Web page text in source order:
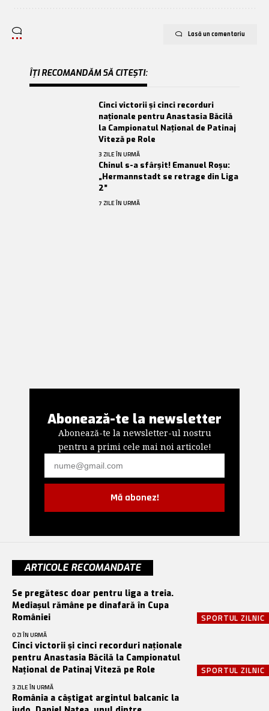
Lasă un comentariu
ÎȚI RECOMANDĂM SĂ CITEȘTI:
Cinci victorii și cinci recorduri
naționale pentru Anastasia Băcilă
la Campionatul Național de Patinaj
Viteză pe Role
3 ZILE ÎN URMĂ
Chinul s-a sfârșit! Emanuel Roșu:
„Hermannstadt se retrage din Liga
2”
7 ZILE ÎN URMĂ
Abonează-te la newsletter
Abonează-te la newsletter-ul nostru
pentru a primi cele mai noi articole!
Mă abonez!
ARTICOLE RECOMANDATE
SPORTUL ZILNIC
Se pregătesc doar pentru liga a treia.
Mediașul rămâne pe dinafară în Cupa
României
O ZI ÎN URMĂ
SPORTUL ZILNIC
Cinci victorii și cinci recorduri naționale
pentru Anastasia Băcilă la Campionatul
Național de Patinaj Viteză pe Role
3 ZILE ÎN URMĂ
România a câștigat argintul balcanic la